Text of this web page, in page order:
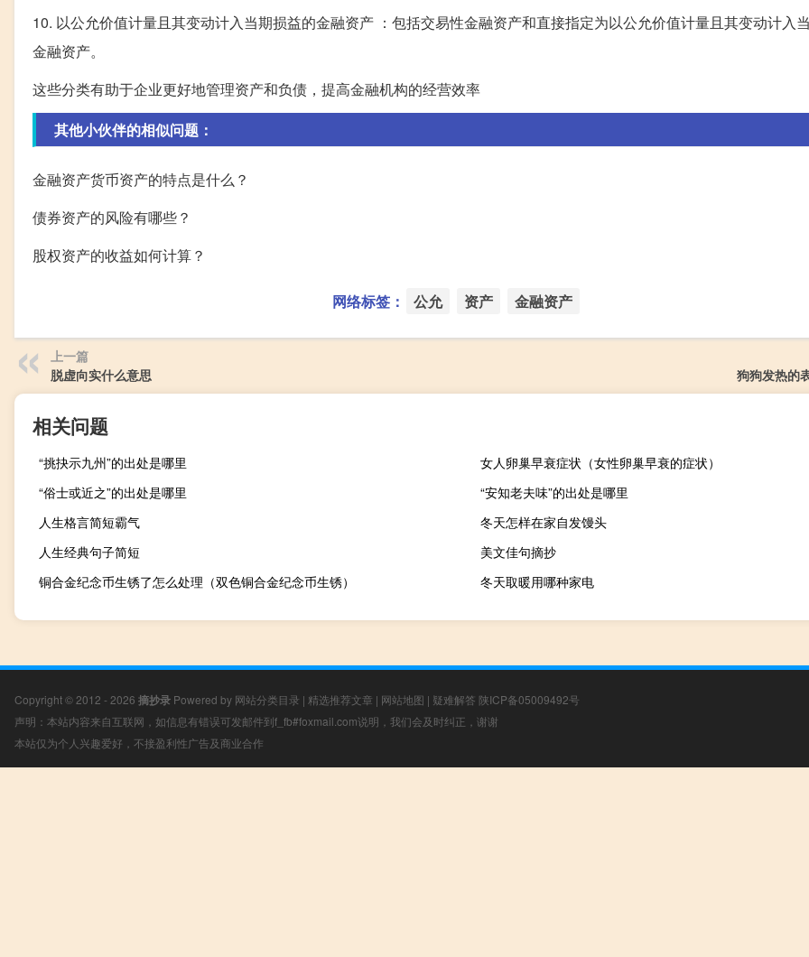
10. 以公允价值计量且其变动计入当期损益的金融资产 ：包括交易性金融资产和直接指定为以公允价值计量且其变动计入
金融资产。
这些分类有助于企业更好地管理资产和负债，提高金融机构的经营效率
其他小伙伴的相似问题：
金融资产货币资产的特点是什么？
债券资产的风险有哪些？
股权资产的收益如何计算？
网络标签： 公允 资产 金融资产
上一篇
脱虚向实什么意思
狗狗发热的
相关问题
“挑抉示九州”的出处是哪里
女人卵巢早衰症状（女性卵巢早衰的症状）
“俗士或近之”的出处是哪里
“安知老夫味”的出处是哪里
人生格言简短霸气
冬天怎样在家自发馒头
人生经典句子简短
美文佳句摘抄
铜合金纪念币生锈了怎么处理（双色铜合金纪念币生锈）
冬天取暖用哪种家电
Copyright © 2012 - 2026 摘抄录 Powered by 网站分类目录 | 精选推荐文章 | 网站地图 | 疑难解答 陕ICP备05009492号
声明：本站内容来自互联网，如信息有错误可发邮件到f_fb#foxmail.com说明，我们会及时纠正，谢谢
本站仅为个人兴趣爱好，不接盈利性广告及商业合作